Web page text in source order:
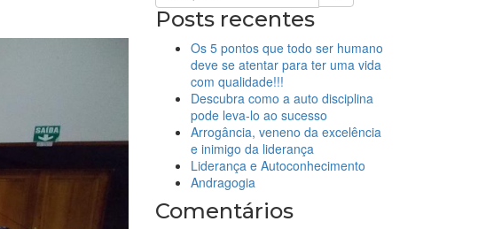
Posts recentes
Os 5 pontos que todo ser humano
deve se atentar para ter uma vida
com qualidade!!!
Descubra como a auto disciplina
pode leva-lo ao sucesso
Arrogância, veneno da excelência
e inimigo da liderança
Liderança e Autoconhecimento
Andragogia
Comentários